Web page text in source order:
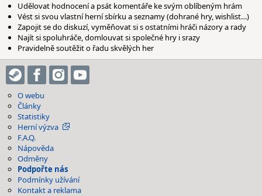
Udělovat hodnocení a psát komentáře ke svým oblíbeným hrám
Vést si svou vlastní herní sbírku a seznamy (dohrané hry, wishlist…)
Zapojit se do diskuzí, vyměňovat si s ostatními hráči názory a rady
Najít si spoluhráče, domlouvat si společné hry i srazy
Pravidelně soutěžit o řadu skvělých her
O webu
Články
Statistiky
Herní výzva
F.A.Q.
Nápověda
Odměny
Podpořte nás
Podmínky užívání
Kontakt a reklama